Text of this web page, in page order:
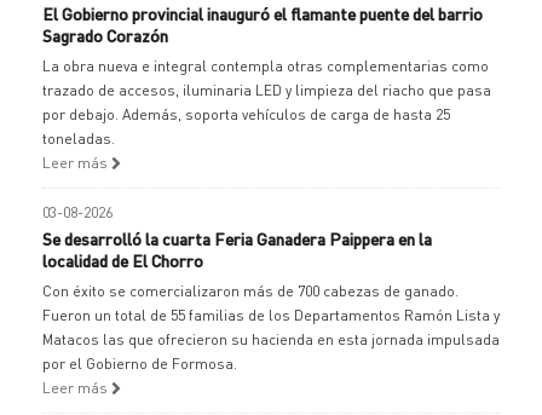
El Gobierno provincial inauguró el flamante puente del barrio
Sagrado Corazón
La obra nueva e integral contempla otras complementarias como
trazado de accesos, iluminaria LED y limpieza del riacho que pasa
por debajo. Además, soporta vehículos de carga de hasta 25
toneladas.
Leer más
03-08-2026
Se desarrolló la cuarta Feria Ganadera Paippera en la
localidad de El Chorro
Con éxito se comercializaron más de 700 cabezas de ganado.
Fueron un total de 55 familias de los Departamentos Ramón Lista y
Matacos las que ofrecieron su hacienda en esta jornada impulsada
por el Gobierno de Formosa.
Leer más